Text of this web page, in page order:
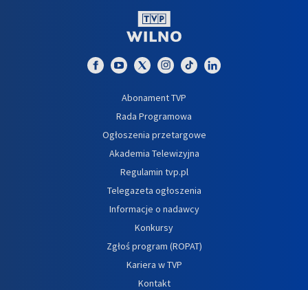
Abonament TVP
Rada Programowa
Ogłoszenia przetargowe
Akademia Telewizyjna
Regulamin tvp.pl
Telegazeta ogłoszenia
Informacje o nadawcy
Konkursy
Zgłoś program (ROPAT)
Kariera w TVP
Kontakt